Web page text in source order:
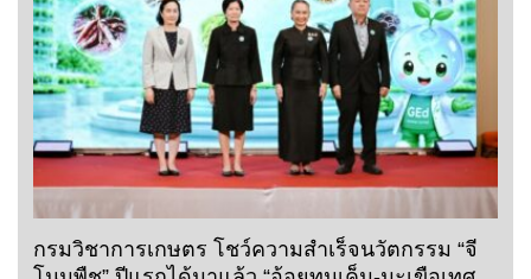
กรมวิชาการเกษตร โชว์ความสำเร็จนวัตกรรม “จี